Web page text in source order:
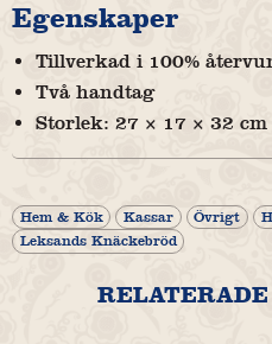
Egenskaper
Tillverkad i 100%
Två handtag
Storlek: 27 × 17 × 32 cm
Hem & Kök Kassar Övrigt
Leksands Knäckebröd